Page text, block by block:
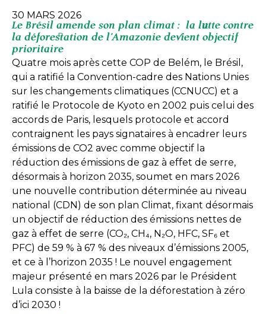
30 MARS 2026
Le Brésil amende son plan climat : la lutte contre
la déforestation de l’Amazonie devient objectif
prioritaire
Quatre mois après cette COP de Belém, le Brésil,
qui a ratifié la Convention-cadre des Nations Unies
sur les changements climatiques (CCNUCC) et a
ratifié le Protocole de Kyoto en 2002 puis celui des
accords de Paris, lesquels protocole et accord
contraignent les pays signataires à encadrer leurs
émissions de CO2 avec comme objectif la
réduction des émissions de gaz à effet de serre,
désormais à horizon 2035, soumet en mars 2026
une nouvelle contribution déterminée au niveau
national (CDN) de son plan Climat, fixant désormais
un objectif de réduction des émissions nettes de
gaz à effet de serre (CO₂, CH₄, N₂O, HFC, SF₆ et
PFC) de 59 % à 67 % des niveaux d’émissions 2005,
et ce à l’horizon 2035 ! Le nouvel engagement
majeur présenté en mars 2026 par le Président
Lula consiste à la baisse de la déforestation à zéro
d’ici 2030 !